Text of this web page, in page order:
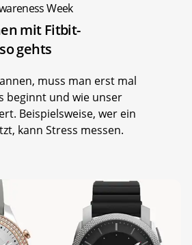
Week
mit Fitbit-
gehts
muss man erst mal
beginnt und wie unser
Beispielsweise, wer ein
kann Stress messen.